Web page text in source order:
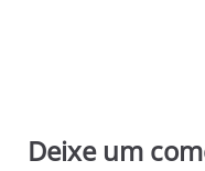
Deixe um